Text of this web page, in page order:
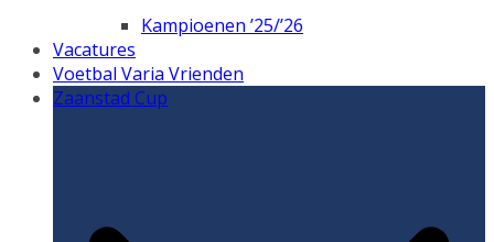
Kampioenen ’25/’26
Vacatures
Voetbal Varia Vrienden
Zaanstad Cup